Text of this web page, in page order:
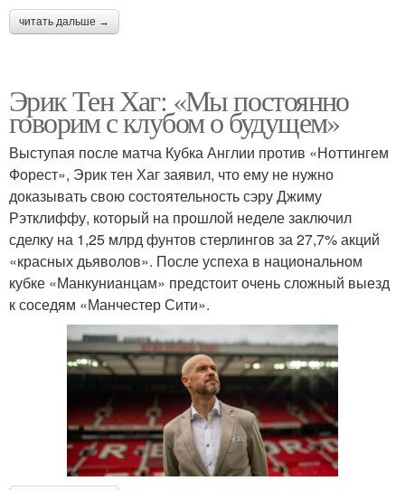
читать дальше →
Эрик Тен Хаг: «Мы постоянно
говорим с клубом о будущем»
Выступая после матча Кубка Англии против «Ноттингем
Форест», Эрик тен Хаг заявил, что ему не нужно
доказывать свою состоятельность сэру Джиму
Рэтклиффу, который на прошлой неделе заключил
сделку на 1,25 млрд фунтов стерлингов за 27,7% акций
«красных дьяволов». После успеха в национальном
кубке «Манкунианцам» предстоит очень сложный выезд
к соседям «Манчестер Сити».